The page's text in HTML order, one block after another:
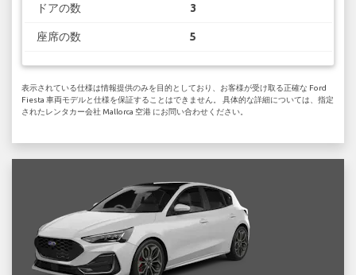
ドアの数 3
座席の数 5
表示されている仕様は情報提供のみを目的としており、お客様が受け取る正確な Ford
Fiesta 車両モデルと仕様を保証することはできません。 具体的な詳細については、指定
されたレンタカー会社 Mallorca 空港 にお問い合わせください。